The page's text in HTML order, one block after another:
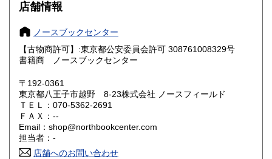
愛知県
滋賀県 350円
大阪府
奈良県 350円 和歌山県
鳥取県
岡山県 350円
店舗情報
ノースブックセンター
【古物商許可】:東京都公安委員会許可 308761008329号
書籍商 ノースブックセンター
〒192-0361
東京都八王子市越野 8-23株式会社 ノースフィールド
ＴＥＬ：070-5362-2691
ＦＡＸ：--
Email：shop@northbookcenter.com
担当者：-
店舗へのお問い合わせ